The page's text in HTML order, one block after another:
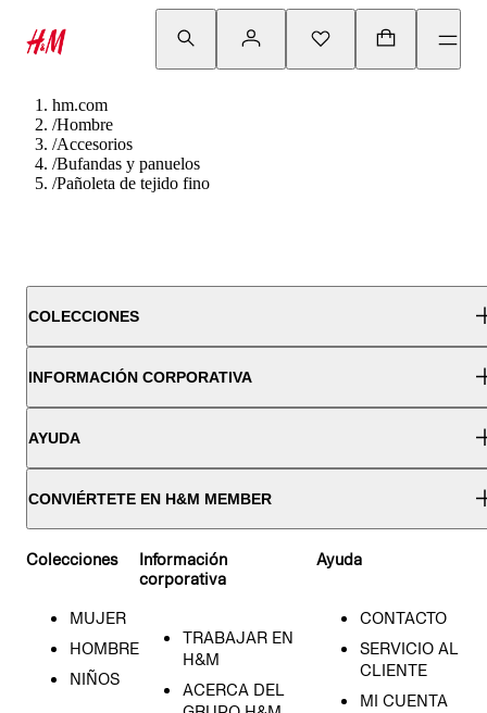
hm.com
/Hombre
/Accesorios
/Bufandas y panuelos
/Pañoleta de tejido fino
COLECCIONES
INFORMACIÓN CORPORATIVA
AYUDA
CONVIÉRTETE EN H&M MEMBER
Colecciones
MUJER
HOMBRE
NIÑOS
Información
corporativa
TRABAJAR EN
H&M
ACERCA DEL
Ayuda
CONTACTO
SERVICIO AL
CLIENTE
MI CUENTA